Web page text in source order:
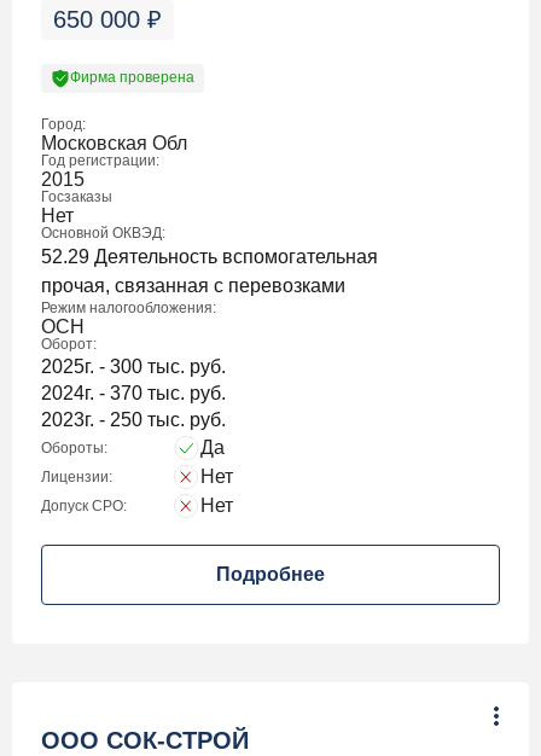
650 000 ₽
Фирма проверена
Город:
Московская Обл
Год регистрации:
2015
Госзаказы
Нет
Основной ОКВЭД:
52.29 Деятельность вспомогательная
прочая, связанная с перевозками
Режим налогообложения:
ОСН
Оборот:
2025г. - 300 тыс. руб.
2024г. - 370 тыс. руб.
2023г. - 250 тыс. руб.
Обороты: Да
Лицензии: Нет
Допуск СРО: Нет
Подробнее
ООО СОК-СТРОЙ